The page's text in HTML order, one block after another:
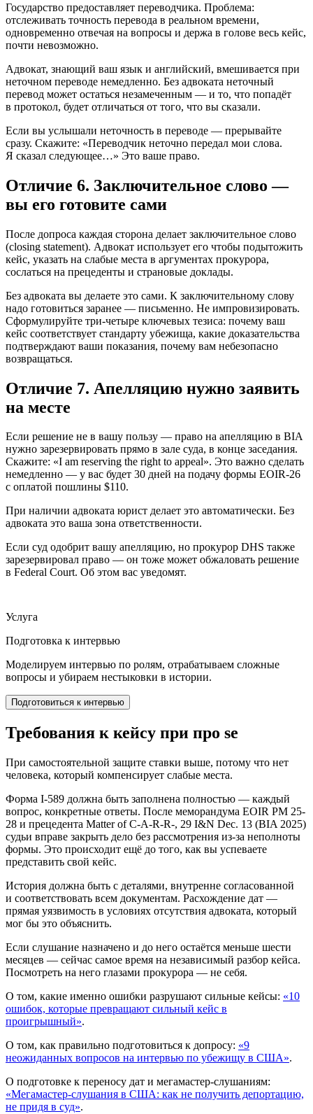
Государство предоставляет переводчика. Проблема:
отслеживать точность перевода в реальном времени,
одновременно отвечая на вопросы и держа в голове весь кейс,
почти невозможно.
Адвокат, знающий ваш язык и английский, вмешивается при
неточном переводе немедленно. Без адвоката неточный
перевод может остаться незамеченным — и то, что попадёт
в протокол, будет отличаться от того, что вы сказали.
Если вы услышали неточность в переводе — прерывайте
сразу. Скажите: «Переводчик неточно передал мои слова.
Я сказал следующее…» Это ваше право.
Отличие 6. Заключительное слово —
вы его готовите сами
После допроса каждая сторона делает заключительное слово
(closing statement). Адвокат использует его чтобы подытожить
кейс, указать на слабые места в аргументах прокурора,
сослаться на прецеденты и страновые доклады.
Без адвоката вы делаете это сами. К заключительному слову
надо готовиться заранее — письменно. Не импровизировать.
Сформулируйте три-четыре ключевых тезиса: почему ваш
кейс соответствует стандарту убежища, какие доказательства
подтверждают ваши показания, почему вам небезопасно
возвращаться.
Отличие 7. Апелляцию нужно заявить
на месте
Если решение не в вашу пользу — право на апелляцию в BIA
нужно зарезервировать прямо в зале суда, в конце заседания.
Скажите: «I am reserving the right to appeal». Это важно сделать
немедленно — у вас будет 30 дней на подачу формы EOIR-26
с оплатой пошлины $110.
При наличии адвоката юрист делает это автоматически. Без
адвоката это ваша зона ответственности.
Если суд одобрит вашу апелляцию, но прокурор DHS также
зарезервировал право — он тоже может обжаловать решение
в Federal Court. Об этом вас уведомят.
Услуга
Подготовка к интервью
Моделируем интервью по ролям, отрабатываем сложные
вопросы и убираем нестыковки в истории.
Подготовиться к интервью
Требования к кейсу при про se
При самостоятельной защите ставки выше, потому что нет
человека, который компенсирует слабые места.
Форма I-589 должна быть заполнена полностью — каждый
вопрос, конкретные ответы. После меморандума EOIR PM 25-
28 и прецедента Matter of C-A-R-R-, 29 I&N Dec. 13 (BIA 2025)
судьи вправе закрыть дело без рассмотрения из-за неполноты
формы. Это происходит ещё до того, как вы успеваете
представить свой кейс.
История должна быть с деталями, внутренне согласованной
и соответствовать всем документам. Расхождение дат —
прямая уязвимость в условиях отсутствия адвоката, который
мог бы это объяснить.
Если слушание назначено и до него остаётся меньше шести
месяцев — сейчас самое время на независимый разбор кейса.
Посмотреть на него глазами прокурора — не себя.
О том, какие именно ошибки разрушают сильные кейсы: «10
ошибок, которые превращают сильный кейс в
проигрышный».
О том, как правильно подготовиться к допросу: «9
неожиданных вопросов на интервью по убежищу в США».
О подготовке к переносу дат и мегамастер-слушаниям:
«Мегамастер-слушания в США: как не получить депортацию,
не придя в суд».